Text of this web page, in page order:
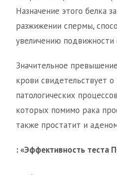
Назначение этого белка
разжижении спермы,
увеличению подвижности
Значительное
крови свидетельствует о
патологических
которых помимо рака
также простатит и
: «Эффективность теста